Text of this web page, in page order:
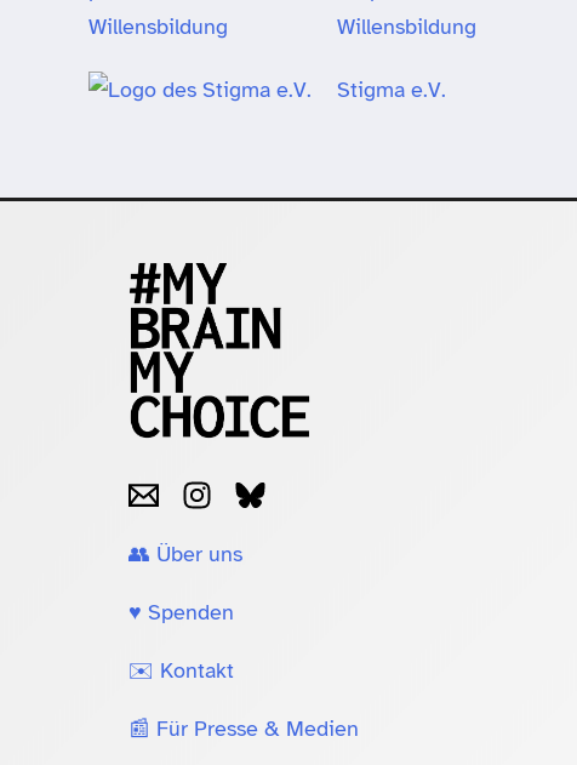
Willensbildung
Stigma e.V.
👥 Über uns
♥️ Spenden
✉️ Kontakt
📰 Für Presse & Medien